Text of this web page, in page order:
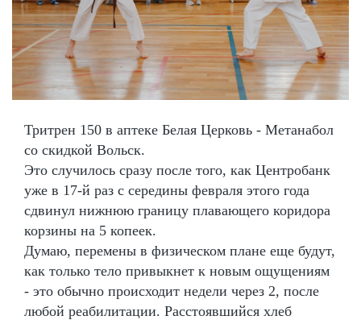
Тритрен 150 в аптеке Белая Церковь - Метанабол
со скидкой Вольск.
Это случилось сразу после того, как Центробанк
уже в 17-й раз с середины февраля этого года
сдвинул нижнюю границу плавающего коридора
корзины на 5 копеек.
Думаю, перемены в физическом плане еще будут,
как только тело привыкнет к новым ощущениям
- это обычно происходит недели через 2, после
любой реабилитации. Расстоявшийся хлеб